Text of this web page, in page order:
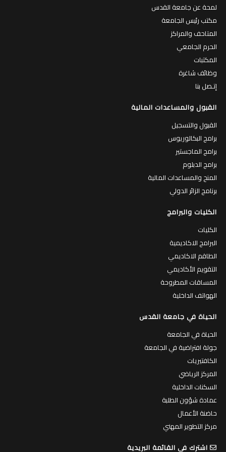
لمحة عن جامعة القدس
مكتب رئيس الجامعة
المتاحف والمراكز
الحرم الجامعي
المكتبات
وظائف شاغرة
إتـصل بنا
القبول والمساعدات المالية
القبول والتسجيل
برامج البكالوريوس
برامج الماجستير
برامج الدبلوم
المنح والمساعدات المالية
برنامج الزائر الدولي
الكليات والبرامج
الكليات
البرامج الاكاديمية
الطاقم الاكاديمي
التقويم الأكاديمي
المساقات المطروحة
الهواتف الداخلية
الحياة في جامعة القدس
الحياة في الجامعة
جولة افتراضية في الجامعة
الكافتيريات
المركز الرياضي
السكنات الداخلية
عمادة شؤون الطلبة
حاضنة الأعمال
مركز التطوير المهني
اشترك في القائمة البريدية